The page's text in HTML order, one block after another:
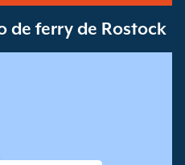
de ferry de Rostock